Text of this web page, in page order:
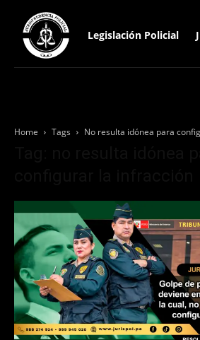
Legislación Policial
Home Tags No resulta idónea para